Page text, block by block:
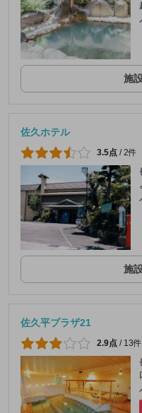
施
佐久ホテル
3.5点 / 2件
施
佐久平プラザ21
2.9点 / 13件